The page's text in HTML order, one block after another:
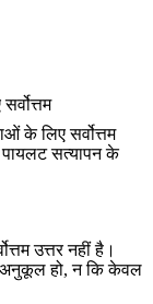
के लिए सर्वोत्तम
सत्यापन के
उत्तर नहीं है।
अनुकूल हो, न कि केवल